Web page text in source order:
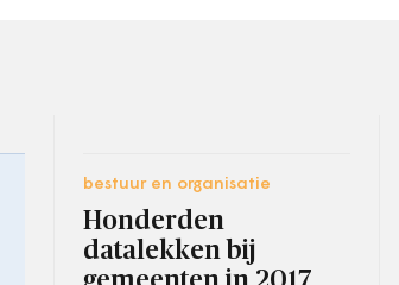
bestuur en organisatie
Honderden
datalekken bij